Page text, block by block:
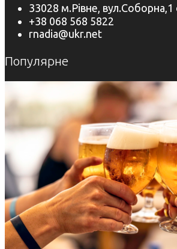
33028 м.Рівне, вул.Соборна,1
+38 068 568 5822
rnadia@ukr.net
Популярне